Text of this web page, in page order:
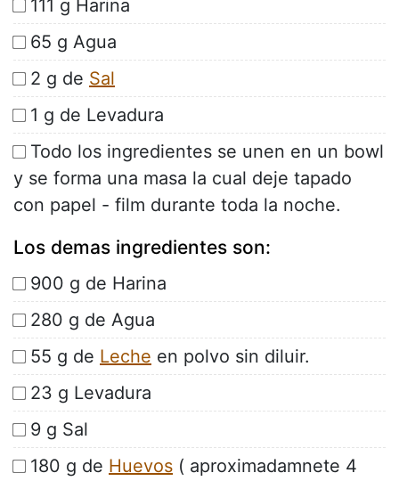
111 g Harina
65 g Agua
2 g de Sal
1 g de Levadura
Todo los ingredientes se unen en un bowl
y se forma una masa la cual deje tapado
con papel - film durante toda la noche.
Los demas ingredientes son:
900 g de Harina
280 g de Agua
55 g de Leche en polvo sin diluir.
23 g Levadura
9 g Sal
180 g de Huevos ( aproximadamnete 4